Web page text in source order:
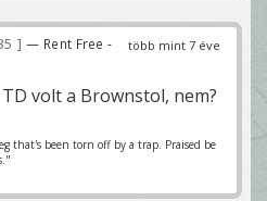
több mint 7 éve
— Rent Free -
volt a Brownstol, nem?
that's been torn off by a trap. Praised be